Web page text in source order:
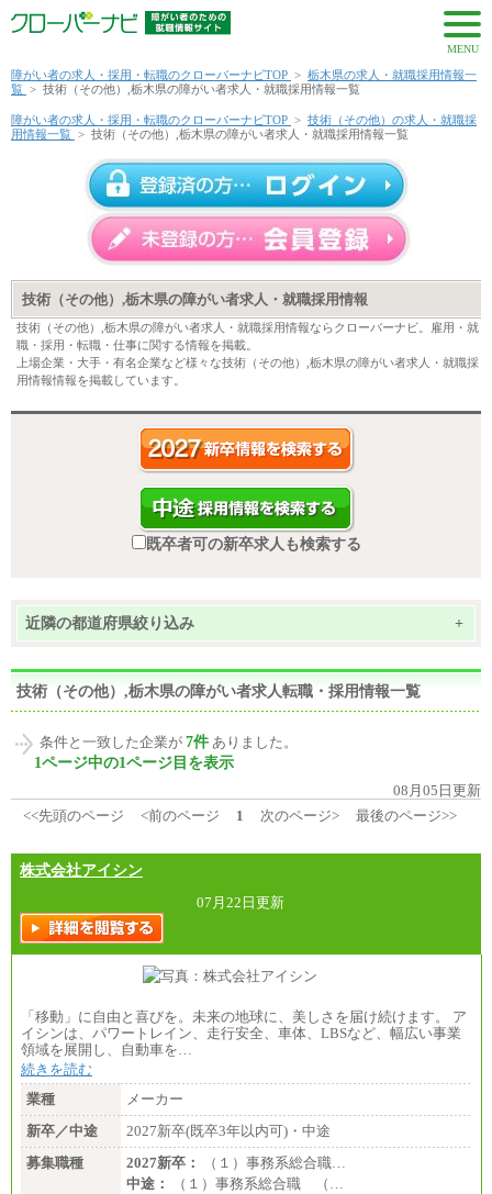
MENU
障がい者の求人・採用・転職のクローバーナビTOP > 栃木県の求人・就職採用情報一
覧 > 技術（その他）,栃木県の障がい者求人・就職採用情報一覧
障がい者の求人・採用・転職のクローバーナビTOP > 技術（その他）の求人・就職採
用情報一覧 > 技術（その他）,栃木県の障がい者求人・就職採用情報一覧
技術（その他）,栃木県の障がい者求人・就職採用情報
技術（その他）,栃木県の障がい者求人・就職採用情報ならクローバーナビ。雇用・就
職・採用・転職・仕事に関する情報を掲載。
上場企業・大手・有名企業など様々な技術（その他）,栃木県の障がい者求人・就職採
用情報情報を掲載しています。
既卒者可の新卒求人も検索する
近隣の都道府県絞り込み +
技術（その他）,栃木県の障がい者求人転職・採用情報一覧
条件と一致した企業が 7件 ありました。
1ページ中の1ページ目を表示
08月05日更新
<<先頭のページ
<前のページ 1 次のページ> 最後のページ>>
株式会社アイシン
07月22日更新
「移動」に自由と喜びを。未来の地球に、美しさを届け続けます。 ア
イシンは、パワートレイン、走行安全、車体、LBSなど、幅広い事業
領域を展開し、自動車を…
続きを読む
業種
メーカー
新卒／中途
2027新卒(既卒3年以内可)・中途
募集職種
2027新卒：
（１）事務系総合職…
中途：
（１）事務系総合職 （…